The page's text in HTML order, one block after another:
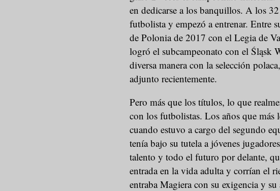
en dedicarse a los banquillos. A los
futbolista y empezó a entrenar. Entre
de Polonia de 2017 con el Legia de
logró el subcampeonato con el Śląsk
diversa manera con la selección
adjunto recientemente.
Pero más que los títulos, lo que
con los futbolistas. Los años que
cuando estuvo a cargo del segundo
tenía bajo su tutela a jóvenes
talento y todo el futuro por delante,
entrada en la vida adulta y corrían el
entraba Magiera con su exigencia y